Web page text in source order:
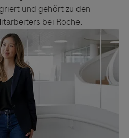
und gehört zu den
bei Roche.